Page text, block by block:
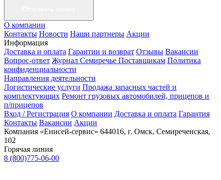
О компании
Контакты Новости Наши партнеры Акции
Информация
Доставка и оплата Гарантии и возврат Отзывы Вакансии
Вопрос-ответ Журнал Семиречье Поставщикам Политика
конфиденциальности
Направления деятельности
Логистические услуги Продажа запасных частей и
комплектующих Ремонт грузовых автомобилей, прицепов и
п/прицепов
Вход / Регистрация О компании Доставка и оплата Гарантия
Контакты Вакансии Акции
Компания «Енисей-сервис» 644016, г. Омск, Семиреченская,
102
Горячая линия
8 (800)775-06-00